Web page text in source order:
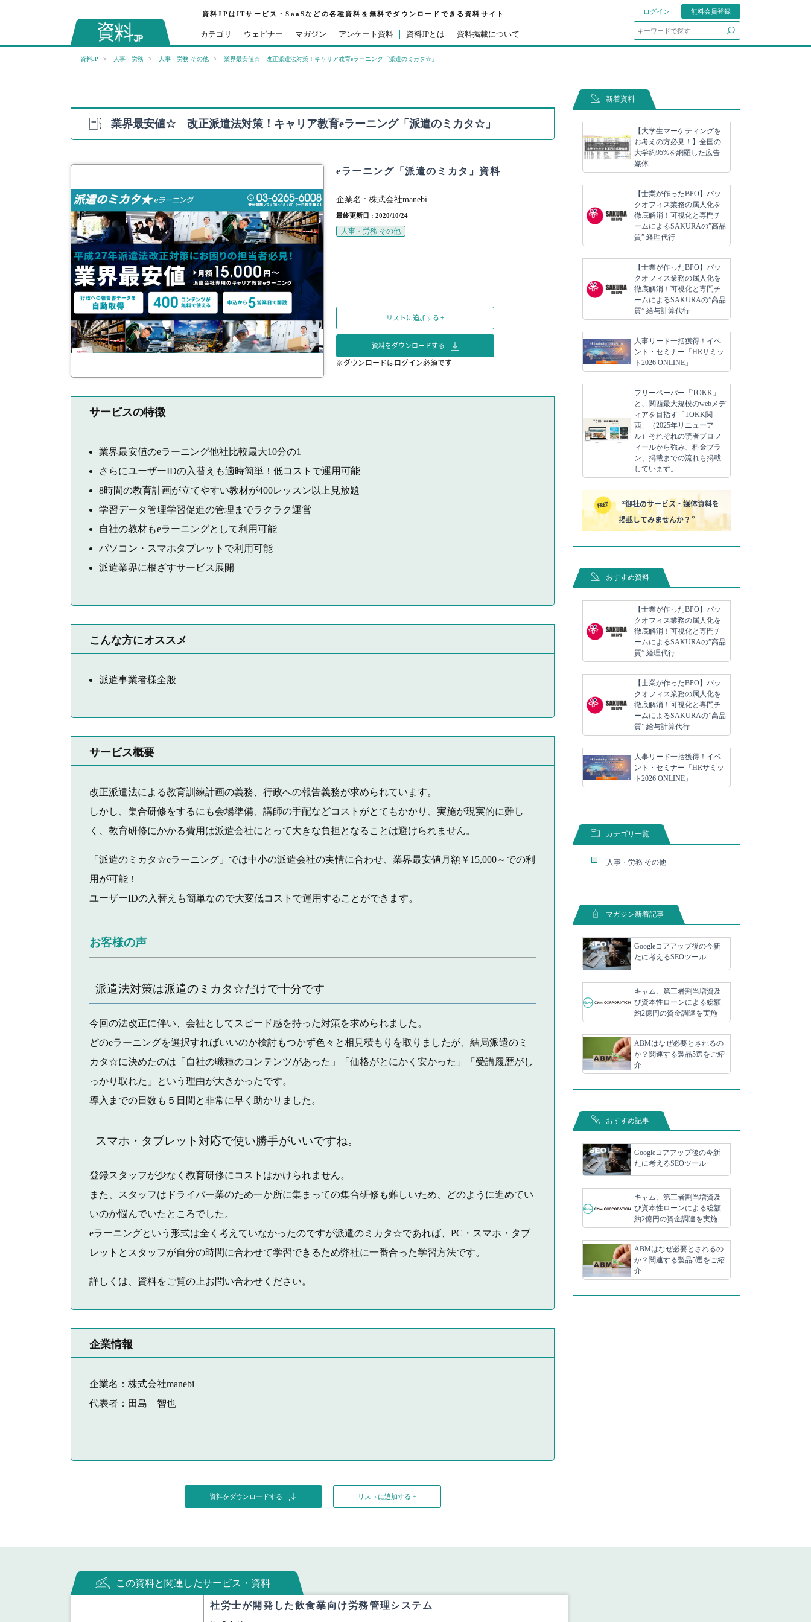
資料JPはITサービス・SaaSなどの各種資料を無料でダウンロードできる資料サイト
カテゴリ ウェビナー マガジン アンケート資料 資料JPとは 資料掲載について
ログイン
無料会員登録
資料JP 人事・労務 人事・労務 その他 業界最安値☆ 改正派遣法対策！キャリア教育eラーニング「派遣のミカタ☆」
業界最安値☆ 改正派遣法対策！キャリア教育eラーニング「派遣のミカタ☆」
eラーニング「派遣のミカタ」資料
企業名 : 株式会社manebi
最終更新日 : 2020/10/24
人事・労務 その他
リストに追加する +
資料をダウンロードする
※ダウンロードはログイン必須です
サービスの特徴
業界最安値のeラーニング他社比較最大10分の1
さらにユーザーIDの入替えも適時簡単！低コストで運用可能
8時間の教育計画が立てやすい教材が400レッスン以上見放題
学習データ管理学習促進の管理までラクラク運営
自社の教材もeラーニングとして利用可能
パソコン・スマホタブレットで利用可能
派遣業界に根ざすサービス展開
こんな方にオススメ
派遣事業者様全般
サービス概要
改正派遣法による教育訓練計画の義務、行政への報告義務が求められています。
しかし、集合研修をするにも会場準備、講師の手配などコストがとてもかかり、実施が現実的に難し
く、教育研修にかかる費用は派遣会社にとって大きな負担となることは避けられません。
「派遣のミカタ☆eラーニング」では中小の派遣会社の実情に合わせ、業界最安値月額￥15,000～での利
用が可能！
ユーザーIDの入替えも簡単なので大変低コストで運用することができます。
お客様の声
派遣法対策は派遣のミカタ☆だけで十分です
今回の法改正に伴い、会社としてスピード感を持った対策を求められました。
どのeラーニングを選択すればいいのか検討もつかず色々と相見積もりを取りましたが、結局派遣のミ
カタ☆に決めたのは「自社の職種のコンテンツがあった」「価格がとにかく安かった」「受講履歴がし
っかり取れた」という理由が大きかったです。
導入までの日数も５日間と非常に早く助かりました。
スマホ・タブレット対応で使い勝手がいいですね。
登録スタッフが少なく教育研修にコストはかけられません。
また、スタッフはドライバー業のため一か所に集まっての集合研修も難しいため、どのように進めてい
いのか悩んでいたところでした。
eラーニングという形式は全く考えていなかったのですが派遣のミカタ☆であれば、PC・スマホ・タブ
レットとスタッフが自分の時間に合わせて学習できるため弊社に一番合った学習方法です。
詳しくは、資料をご覧の上お問い合わせください。
企業情報
企業名：株式会社manebi
代表者：田島 智也
資料をダウンロードする リストに追加する +
新着資料
【大学生マーケティングを
お考えの方必見！】全国の
大学約95%を網羅した広告
媒体
【士業が作ったBPO】バッ
クオフィス業務の属人化を
徹底解消！可視化と専門チ
ームによるSAKURAの”高品
質” 経理代行
【士業が作ったBPO】バッ
クオフィス業務の属人化を
徹底解消！可視化と専門チ
ームによるSAKURAの”高品
質” 給与計算代行
人事リード一括獲得！イベ
ント・セミナー「HRサミッ
ト2026 ONLINE」
フリーペーパー「TOKK」
と、関西最大規模のwebメデ
ィアを目指す「TOKK関
西」（2025年リニューア
ル）それぞれの読者プロフ
ィールから強み、料金プラ
ン、掲載までの流れも掲載
しています。
“御社のサービス・媒体資料を
掲載してみませんか？”
おすすめ資料
【士業が作ったBPO】バッ
クオフィス業務の属人化を
徹底解消！可視化と専門チ
ームによるSAKURAの”高品
質” 経理代行
【士業が作ったBPO】バッ
クオフィス業務の属人化を
徹底解消！可視化と専門チ
ームによるSAKURAの”高品
質” 給与計算代行
人事リード一括獲得！イベ
ント・セミナー「HRサミッ
ト2026 ONLINE」
カテゴリ一覧
人事・労務 その他
マガジン新着記事
Googleコアアップ後の今新
たに考えるSEOツール
キャム、第三者割当増資及
び資本性ローンによる総額
約2億円の資金調達を実施
ABMはなぜ必要とされるの
か？関連する製品5選をご紹
介
おすすめ記事
Googleコアアップ後の今新
たに考えるSEOツール
キャム、第三者割当増資及
び資本性ローンによる総額
約2億円の資金調達を実施
ABMはなぜ必要とされるの
か？関連する製品5選をご紹
介
この資料と関連したサービス・資料
社労士が開発した飲食業向け労務管理システム